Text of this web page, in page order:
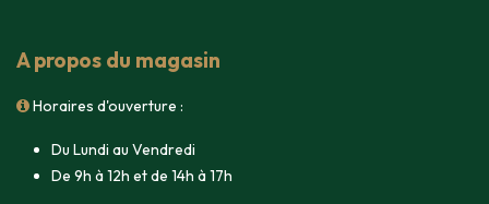
A propos du magasin
Horaires d'ouverture :
Du Lundi au Vendredi
De 9h à 12h et de 14h à 17h